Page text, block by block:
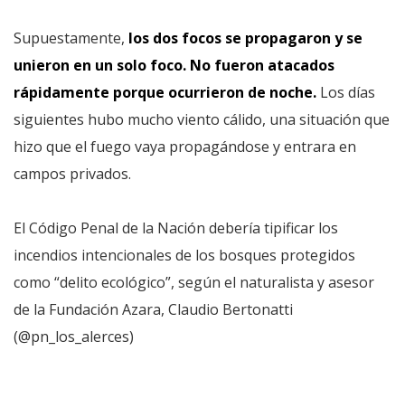
Supuestamente, los dos focos se propagaron y se
unieron en un solo foco. No fueron atacados
rápidamente porque ocurrieron de noche. Los días
siguientes hubo mucho viento cálido, una situación que
hizo que el fuego vaya propagándose y entrara en
campos privados.
El Código Penal de la Nación debería tipificar los
incendios intencionales de los bosques protegidos
como “delito ecológico”, según el naturalista y asesor
de la Fundación Azara, Claudio Bertonatti
(@pn_los_alerces)